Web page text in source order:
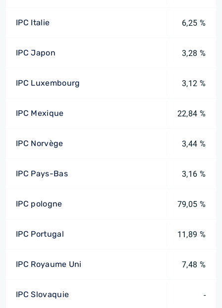
IPC Italie 6,25 %
IPC Japon 3,28 %
IPC Luxembourg 3,12 %
IPC Mexique 22,84 %
IPC Norvège 3,44 %
IPC Pays-Bas 3,16 %
IPC pologne 79,05 %
IPC Portugal 11,89 %
IPC Royaume Uni 7,48 %
IPC Slovaquie -